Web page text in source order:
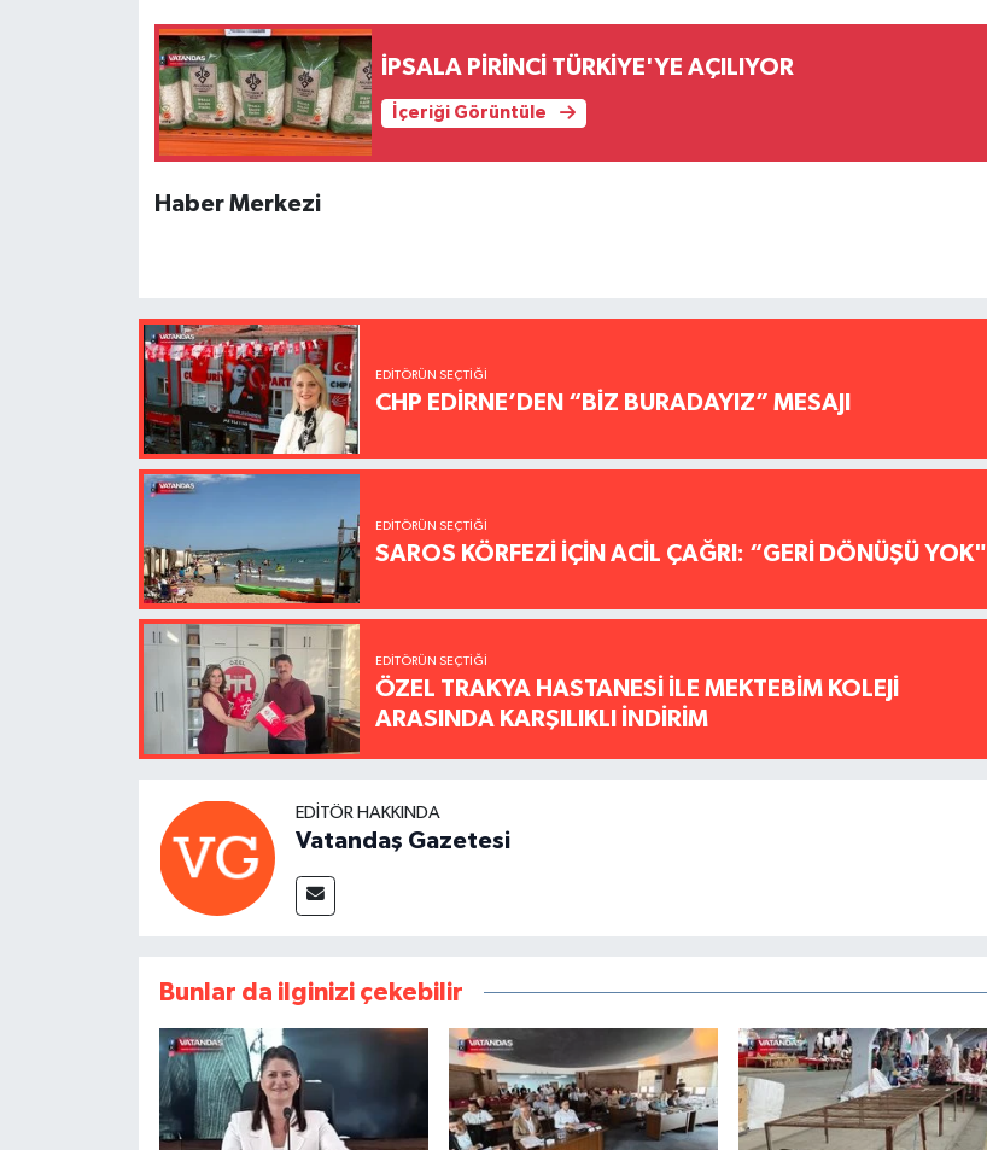
İPSALA PİRİNCİ TÜRKİYE'YE AÇILIYOR
İçeriği Görüntüle
Haber Merkezi
EDITÖRÜN SEÇTIĞI
CHP EDİRNE’DEN “BİZ BURADAYIZ” MESAJI
EDITÖRÜN SEÇTIĞI
SAROS KÖRFEZİ İÇİN ACİL ÇAĞRI: “GERİ DÖNÜŞÜ YOK"
EDITÖRÜN SEÇTIĞI
ÖZEL TRAKYA HASTANESİ İLE MEKTEBİM KOLEJİ
ARASINDA KARŞILIKLI İNDİRİM
EDITÖR HAKKINDA
Vatandaş Gazetesi
Bunlar da ilginizi çekebilir